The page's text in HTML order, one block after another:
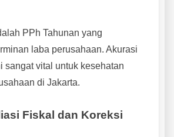
PPh Tahunan yang
laba perusahaan. Akurasi
sangat vital untuk kesehatan
di Jakarta.
Fiskal dan Koreksi